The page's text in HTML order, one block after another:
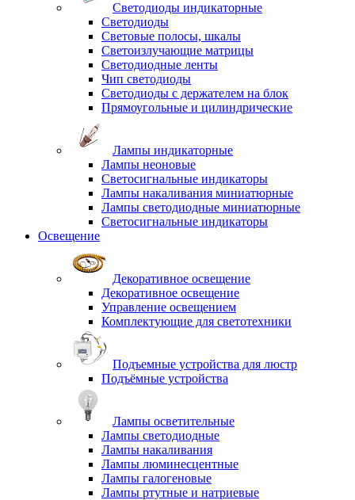
Светодиоды индикаторные
Светодиоды
Световые полосы, шкалы
Светоизлучающие матрицы
Светодиодные ленты
Чип светодиоды
Светодиоды с держателем на блок
Прямоугольные и цилиндрические
Лампы индикаторные
Лампы неоновые
Светосигнальные индикаторы
Лампы накаливания миниатюрные
Лампы светодиодные миниатюрные
Светосигнальные индикаторы
Освещение
Декоративное освещение
Декоративное освещение
Управление освещением
Комплектующие для светотехники
Подъемные устройства для люстр
Подъёмные устройства
Лампы осветительные
Лампы светодиодные
Лампы накаливания
Лампы люминесцентные
Лампы галогеновые
Лампы ртутные и натриевые